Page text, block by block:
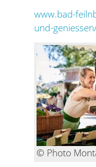
www.bad-
und-
© Photo